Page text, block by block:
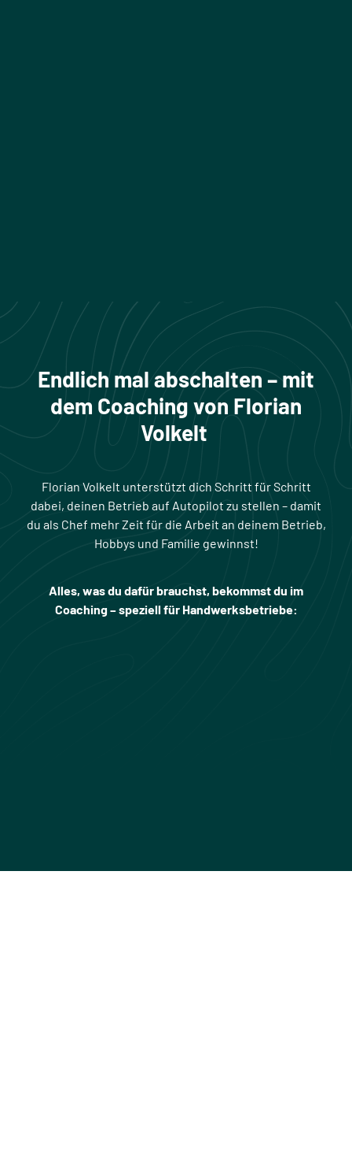
Endlich mal abschalten – mit
dem Coaching von Florian
Volkelt
Florian Volkelt unterstützt dich Schritt für Schritt
dabei, deinen Betrieb auf Autopilot zu stellen – damit
du als Chef mehr Zeit für die Arbeit an deinem Betrieb,
Hobbys und Familie gewinnst!
Alles, was du dafür brauchst, bekommst du im
Coaching – speziell für Handwerksbetriebe: